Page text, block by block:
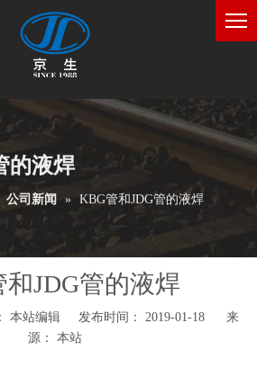
的液焊
公司新闻 » KBG管和JDG管的液焊
JDG管的液焊
本站编辑 发布时间： 2019-01-18 来
源： 本站